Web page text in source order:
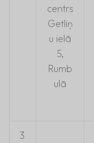
centrs
Getliņ
u ielā
5,
Rumb
ulā
3